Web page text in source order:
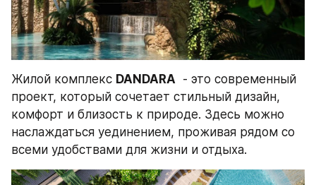
Жилой комплекс DANDARA
  - это современный
проект, который сочетает стильный дизайн,
комфорт и близость к природе. Здесь можно
наслаждаться уединением, проживая рядом со
всеми удобствами для жизни и отдыха.